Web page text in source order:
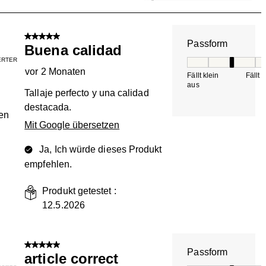
5 von 5 Sternen.
Buena calidad
vor 2 Monaten
Tallaje perfecto y una calidad
destacada.
Mit Google übersetzen
Ja, Ich würde dieses Produkt
empfehlen.
Produkt getestet :
12.5.2026
Passform
Fällt klein
aus
Fällt
5 von 5 Sternen.
article correct
Passform